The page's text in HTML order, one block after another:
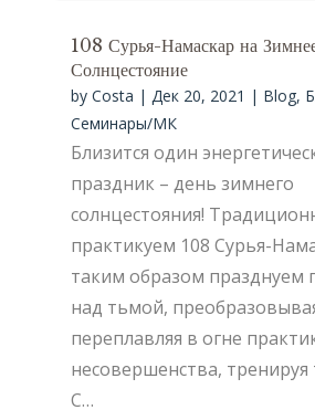
108 Сурья-Намаскар на
Солнцестояние
by Costa | Дек 20, 2021 | Blog,
Семинары/МК
Близится один
праздник – день зимнего
солнцестояния!
практикуем 108 Сурья-
таким образом празднуем
над тьмой,
переплавляя в огне
несовершенства, тренируя
С…